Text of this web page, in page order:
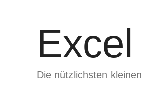
Die nützlichsten